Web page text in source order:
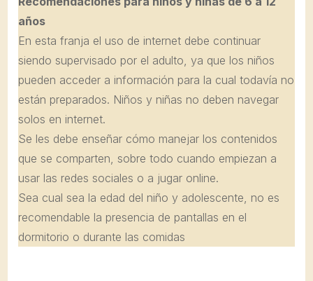
años
En esta franja el uso de internet debe continuar
siendo supervisado por el adulto, ya que los niños
pueden acceder a información para la cual todavía no
están preparados. Niños y niñas no deben navegar
solos en internet.
Se les debe enseñar cómo manejar los contenidos
que se comparten, sobre todo cuando empiezan a
usar las redes sociales o a jugar online.
Sea cual sea la edad del niño y adolescente, no es
recomendable la presencia de pantallas en el
dormitorio o durante las comidas